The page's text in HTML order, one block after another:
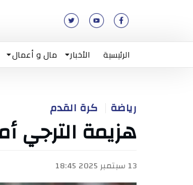
الرئيسية الأخبار مال و أعمال
رياضة كرة القدم
هزيمة الترجي
13 سبتمبر 2025 18:45